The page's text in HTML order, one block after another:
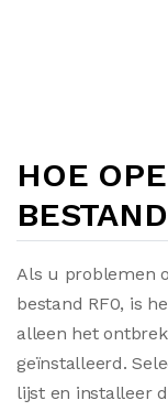
HOE
Als u problemen
bestand RF0, is
alleen het
geïnstalleerd.
lijst en installeer